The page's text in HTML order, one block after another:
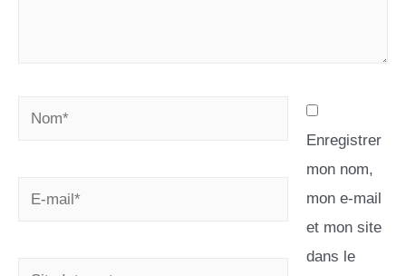
Enregistrer
mon nom,
mon e-mail
et mon site
dans le